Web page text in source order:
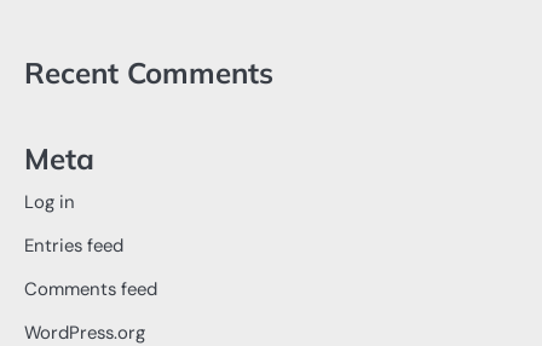
Recent Comments
Meta
Log in
Entries feed
Comments feed
WordPress.org